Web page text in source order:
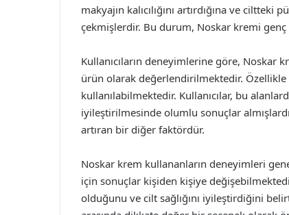
makyajın kalıcılığını artırdığına ve
çekmişlerdir. Bu durum, Noskar kremi
Kullanıcıların deneyimlerine göre, Noskar
ürün olarak değerlendirilmektedir.
kullanılabilmektedir. Kullanıcılar, bu
iyileştirilmesinde olumlu sonuçlar
artıran bir diğer faktördür.
Noskar krem kullananların deneyimleri
için sonuçlar kişiden kişiye
olduğunu ve cilt sağlığını iyileştirdiğini